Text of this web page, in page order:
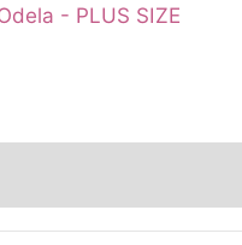
- PLUS SIZE